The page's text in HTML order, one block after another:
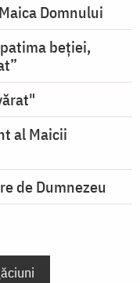
Domnului
beției,
al Maicii
de Dumnezeu